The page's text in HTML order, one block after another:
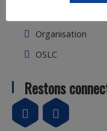
Organisation
OSLC
Restons